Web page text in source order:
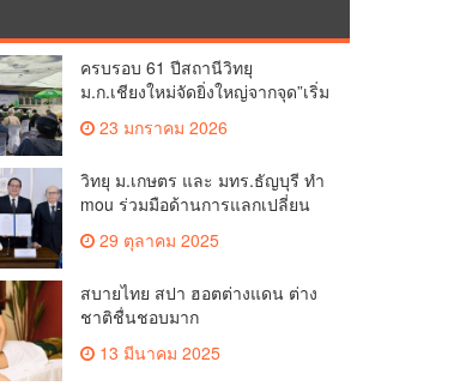
ครบรอบ 61 ปีสถานีวิทยุ
ม.ก.เชียงใหม่จัดยิ่งใหญ่จากจุด”เริ่ม
ต้นจากเสาไม้ไผ่ จนถึงวันที่มี
KURplus ในวันนี้”
23 มกราคม 2026
วิทยุ ม.เกษตร และ มทร.ธัญบุรี ทำ
mou ร่วมมือด้านการแลกเปลี่ยน
ข้อมูลข่าวสารเพื่อถ่ายทอดองค์
ความรู้ดีๆสู่ประชาชนให้ครอบคลุม
29 ตุลาคม 2025
สบายไทย สปา ฮอตต่างแดน ต่าง
ชาติชื่นชอบมาก
13 มีนาคม 2025